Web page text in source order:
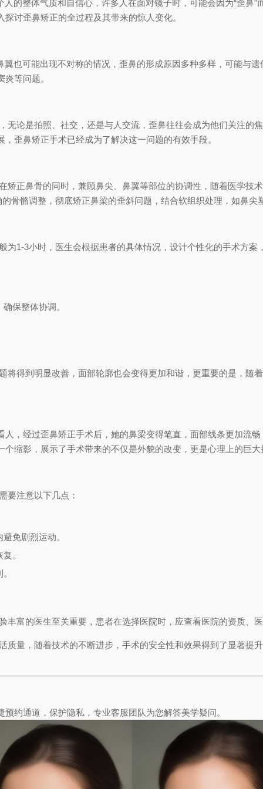
的整体气质和自信心，许多人在面对镜子时，可能会因为“歪鼻
讨歪鼻矫正的全过程及其带来的惊人变化。
翼也可能出现不对称的情况，歪鼻的形成原因多种多样，可能与
等问题。
无论是拍照、社交，还是与人交流，歪鼻往往会成为他们关注的
歪鼻矫正手术已经成为了解决这一问题的有效手段。
矫正鼻骨的同时，兼顾鼻尖、鼻翼等部位的协调性，随着医学技
骨骼调整，彻底矫正鼻梁的歪斜问题，结合软组织处理，如鼻尖
为1-3小时，医生会根据患者的具体情况，设计个性化的手术方案
保整体协调。
将得到明显改善，面部轮廓也会变得更加和谐，更重要的是，随
，经过歪鼻矫正手术后，她的鼻梁变得笔直，面部线条更加流
缩影，展示了手术带来的不仅是外貌的改变，更是心理上的巨大
要注意以下几点：
免剧烈运动。
。
丰富的医生至关重要，患者在选择医院时，应查看医院的资质、
质量，随着技术的不断进步，手术的安全性和效果得到了显著提
约通道，保护隐私，专业客服团队为您解答美学疑问。